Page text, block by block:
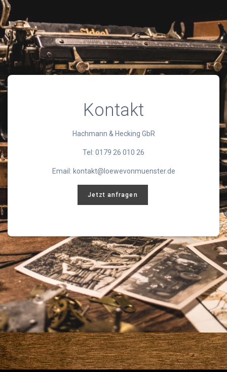
Kontakt
Hachmann & Hecking GbR
Tel: 0179 26 010 26
Email: kontakt@loewevonmuenster.de
Jetzt anfragen